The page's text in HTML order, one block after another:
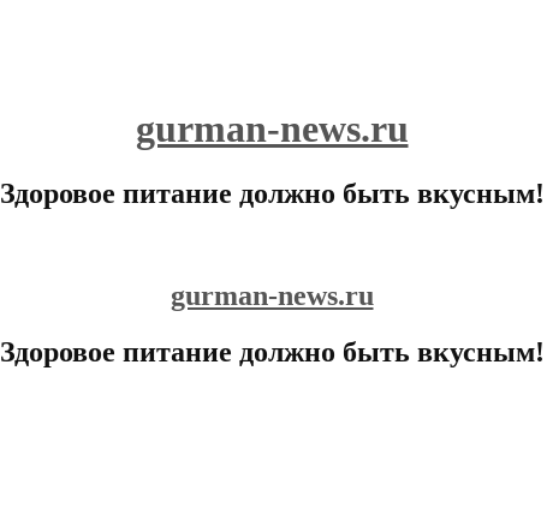
gurman-news.ru
Здоровое питание должно быть вкусным!
gurman-news.ru
Здоровое питание должно быть вкусным!